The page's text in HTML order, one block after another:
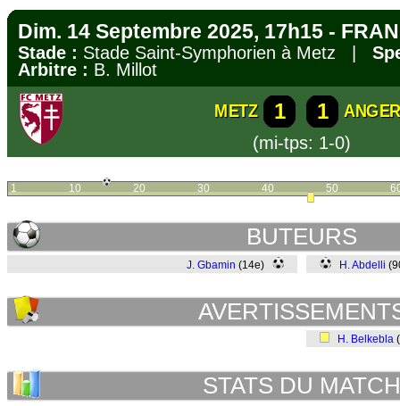
Dim. 14 Septembre 2025, 17h15 -
Stade : Stade Saint-Symphorien à Metz |
Arbitre : B. Millot
METZ 1 1
(mi-tps: 1-0)
1 10 20 30 40 50
BUTEURS
J. Gbamin (14e) H. Abdelli
H. Belkebla
STATS DU MATCH